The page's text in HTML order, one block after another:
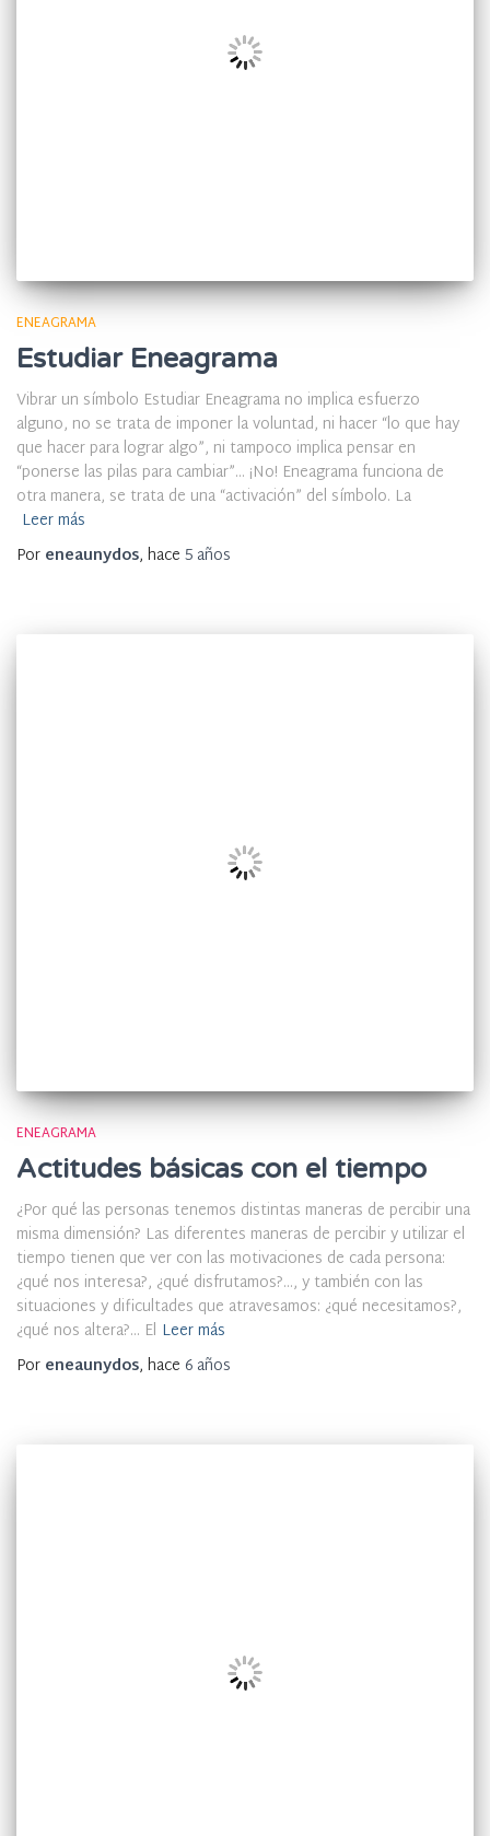
ENEAGRAMA
Estudiar Eneagrama
Vibrar un símbolo Estudiar Eneagrama no implica esfuerzo
alguno, no se trata de imponer la voluntad, ni hacer “lo que hay
que hacer para lograr algo”, ni tampoco implica pensar en
“ponerse las pilas para cambiar”… ¡No! Eneagrama funciona de
otra manera, se trata de una “activación” del símbolo. La
Leer más
Por eneaunydos, hace 5 años
ENEAGRAMA
Actitudes básicas con el tiempo
¿Por qué las personas tenemos distintas maneras de percibir una
misma dimensión? Las diferentes maneras de percibir y utilizar el
tiempo tienen que ver con las motivaciones de cada persona:
¿qué nos interesa?, ¿qué disfrutamos?…, y también con las
situaciones y dificultades que atravesamos: ¿qué necesitamos?,
¿qué nos altera?… El Leer más
Por eneaunydos, hace 6 años